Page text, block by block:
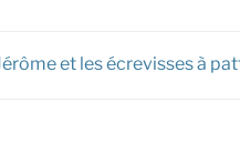
et les écrevisses à